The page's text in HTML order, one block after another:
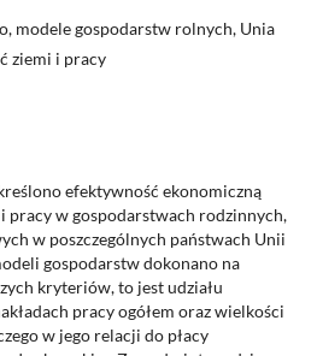
modele gospodarstw rolnych, Unia
ziemi i pracy
efektywność ekonomiczną
pracy w gospodarstwach rodzinnych,
w poszczególnych państwach Unii
gospodarstw dokonano na
kryteriów, to jest udziału
pracy ogółem oraz wielkości
w jego relacji do płacy